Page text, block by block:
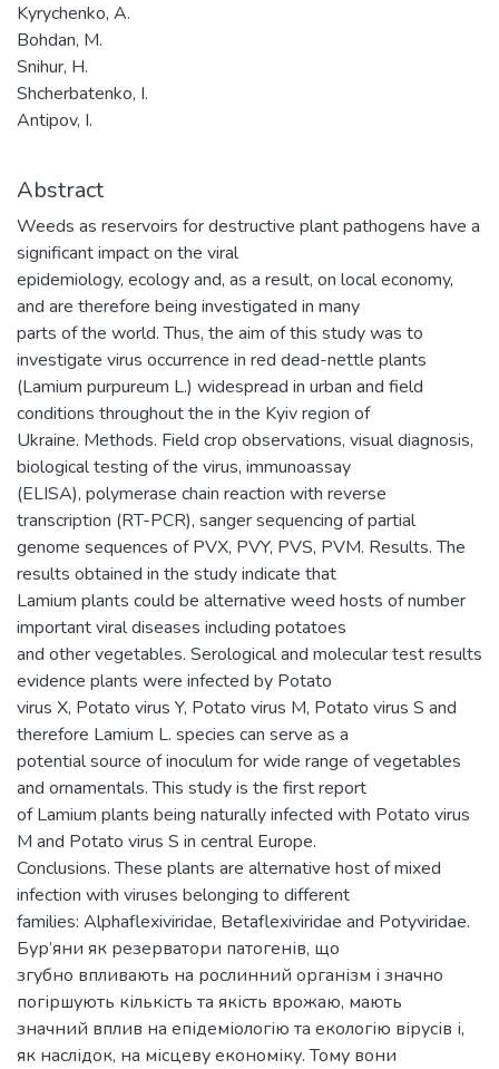
Kyrychenko, A.
Bohdan, M.
Snihur, H.
Shcherbatenko, I.
Antipov, I.
Abstract
Weeds as reservoirs for destructive plant pathogens have a
significant impact on the viral
epidemiology, ecology and, as a result, on local economy,
and are therefore being investigated in many
parts of the world. Thus, the aim of this study was to
investigate virus occurrence in red dead-nettle plants
(Lamium purpureum L.) widespread in urban and field
conditions throughout the in the Kyiv region of
Ukraine. Methods. Field crop observations, visual diagnosis,
biological testing of the virus, immunoassay
(ELISA), polymerase chain reaction with reverse
transcription (RT-PCR), sanger sequencing of partial
genome sequences of PVX, PVY, PVS, PVM. Results. The
results obtained in the study indicate that
Lamium plants could be alternative weed hosts of number
important viral diseases including potatoes
and other vegetables. Serological and molecular test results
evidence plants were infected by Potato
virus X, Potato virus Y, Potato virus M, Potato virus S and
therefore Lamium L. species can serve as a
potential source of inoculum for wide range of vegetables
and ornamentals. This study is the first report
of Lamium plants being naturally infected with Potato virus
M and Potato virus S in central Europe.
Conclusions. These plants are alternative host of mixed
infection with viruses belonging to different
families: Alphaflexiviridae, Betaflexiviridae and Potyviridae.
Бур’яни як резерватори патогенів, що
згубно впливають на рослинний організм і значно
погіршують кількість та якість врожаю, мають
значний вплив на епідеміологію та екологію вірусів і,
як наслідок, на місцеву економіку. Тому вони